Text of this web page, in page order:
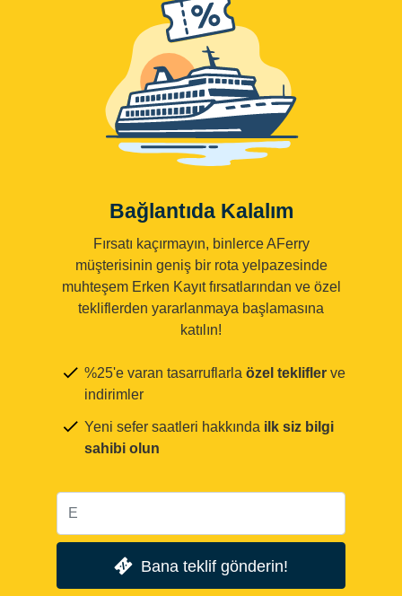
Bağlantıda Kalalım
Fırsatı kaçırmayın, binlerce AFerry
müşterisinin geniş bir rota yelpazesinde
muhteşem Erken Kayıt fırsatlarından ve özel
tekliflerden yararlanmaya başlamasına
katılın!
%25'e varan tasarruflarla özel teklifler ve
indirimler
Yeni sefer saatleri hakkında ilk siz bilgi
sahibi olun
Bana teklif gönderin!